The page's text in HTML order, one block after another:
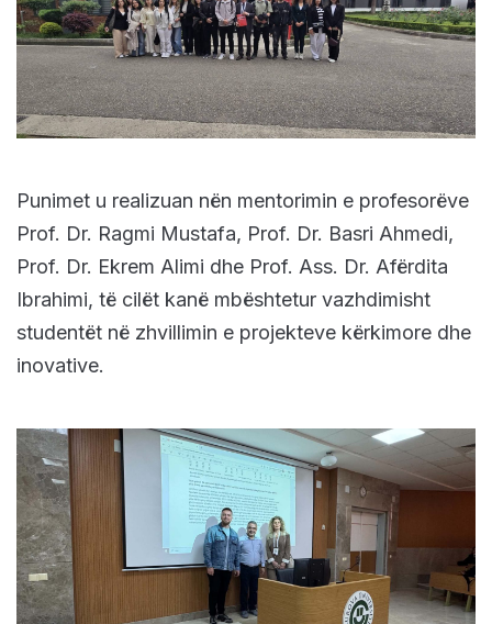
Punimet u realizuan nën mentorimin e profesorëve
Prof. Dr. Ragmi Mustafa, Prof. Dr. Basri Ahmedi,
Prof. Dr. Ekrem Alimi dhe Prof. Ass. Dr. Afërdita
Ibrahimi, të cilët kanë mbështetur vazhdimisht
studentët në zhvillimin e projekteve kërkimore dhe
inovative.